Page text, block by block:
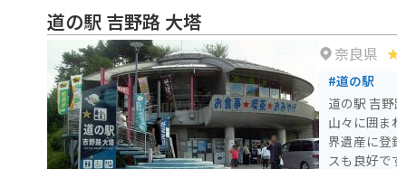
道の駅 吉野路 大塔
奈良県
#道の駅
道の駅 吉
山々に囲ま
界遺産に登
スも良好です。 道の駅には、地元の特産品を販売